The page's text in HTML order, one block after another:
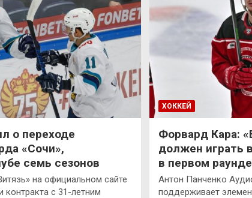
о переходе
«Сочи»,
семь сезонов
на официальном сайте
с 31-летним
ХОККЕЙ
Форвард Кара:
должен играть
в первом раунде
Антон Панченко
поддерживает